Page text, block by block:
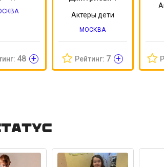
48 +
Актеры дети
МОСКВА
Рейтинг: 7 +